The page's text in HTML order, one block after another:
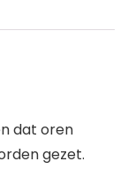
dat oren
gezet.